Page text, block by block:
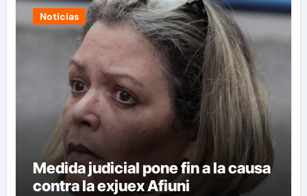
Noticias
Medida judicial pone fin a la causa
contra la exjuex Afiuni